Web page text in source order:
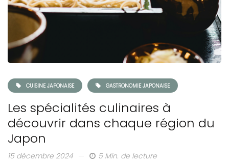
CUISINE JAPONAISE GASTRONOMIE JAPONAISE
Les spécialités culinaires à
découvrir dans chaque région du
Japon
15 décembre 2024 5 Min. de lecture